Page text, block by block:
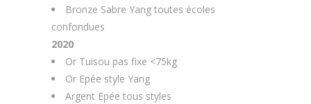
Bronze Sabre Yang toutes écoles
confondues
2020
Or Tuisou pas fixe <75kg
Or Epée style Yang
Argent Epée tous styles